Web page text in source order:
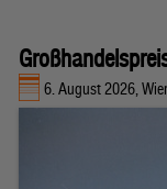
6. August 2026,